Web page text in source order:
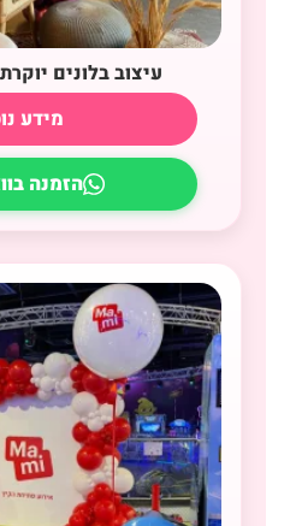
עיצוב בלונים
מידע
הזמנה